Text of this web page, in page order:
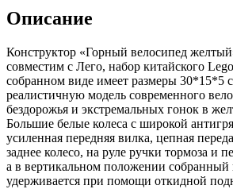
Описание
Конструктор «Горный велосипед
совместим с Лего, набор китайского
собранном виде имеет размеры 30*15*5
реалистичную модель современного
бездорожья и экстремальных гонок в
Большие белые колеса с широкой
усиленная передняя вилка, цепная
заднее колесо, на руле ручки тормоза и
а в вертикальном положении собранный
удерживается при помощи откидной